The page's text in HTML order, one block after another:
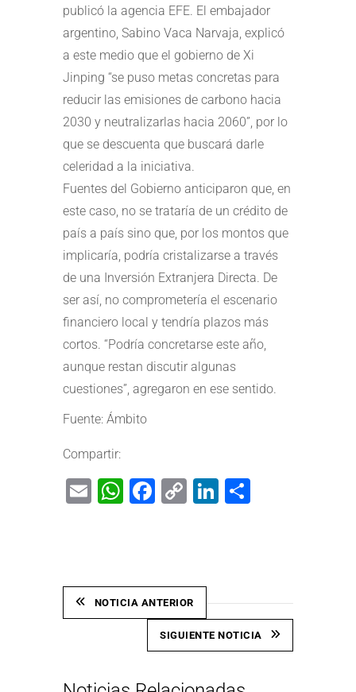
publicó la agencia EFE. El embajador
argentino, Sabino Vaca Narvaja, explicó
a este medio que el gobierno de Xi
Jinping “se puso metas concretas para
reducir las emisiones de carbono hacia
2030 y neutralizarlas hacia 2060”, por lo
que se descuenta que buscará darle
celeridad a la iniciativa.
Fuentes del Gobierno anticiparon que, en
este caso, no se trataría de un crédito de
país a país sino que, por los montos que
implicaría, podría cristalizarse a través
de una Inversión Extranjera Directa. De
ser así, no comprometería el escenario
financiero local y tendría plazos más
cortos. “Podría concretarse este año,
aunque restan discutir algunas
cuestiones”, agregaron en ese sentido.
Fuente: Ámbito
Compartir:
EmailWhatsApp
Facebook
CopyLinkedIn
NOTICIA ANTERIOR
SIGUIENTE NOTICIA